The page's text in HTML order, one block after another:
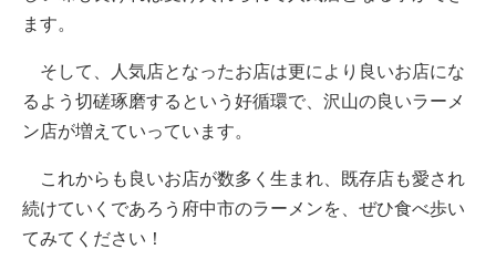
ます。
そして、人気店となったお店は更により良いお店にな
るよう切磋琢磨するという好循環で、沢山の良いラーメ
ン店が増えていっています。
これからも良いお店が数多く生まれ、既存店も愛され
続けていくであろう府中市のラーメンを、ぜひ食べ歩い
てみてください！